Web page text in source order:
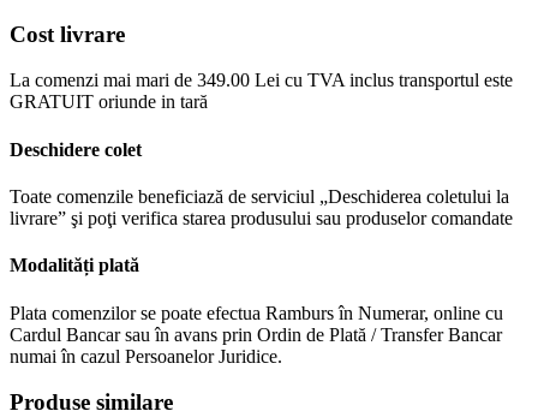
Cost livrare
La comenzi mai mari de 349.00 Lei cu TVA inclus transportul este
GRATUIT oriunde in tară
Deschidere colet
Toate comenzile beneficiază de serviciul „Deschiderea coletului la
livrare” şi poţi verifica starea produsului sau produselor comandate
Modalități plată
Plata comenzilor se poate efectua Ramburs în Numerar, online cu
Cardul Bancar sau în avans prin Ordin de Plată / Transfer Bancar
numai în cazul Persoanelor Juridice.
Produse similare